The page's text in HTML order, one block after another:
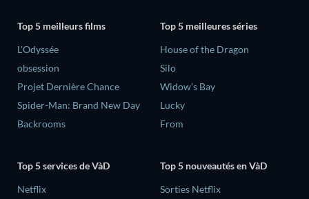
Top 5 meilleurs films
L'Odyssée
obsession
Projet Dernière Chance
Spider-Man: Brand New Day
Backrooms
Top 5 meilleures séries
House of the Dragon
Silo
Widow’s Bay
Lucky
From
Top 5 services de VàD
Netflix
Top 5 nouveautés en VàD
Sorties Netflix